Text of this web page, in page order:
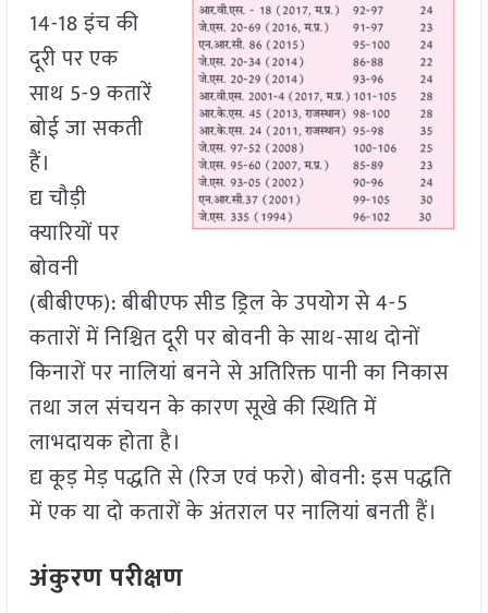
14-18 इंच की
दूरी पर एक
साथ 5-9 कतारें
बोई जा सकती
हैं।
द्य चौड़ी
क्यारियों पर
बोवनी
(बीबीएफ): बीबीएफ सीड ड्रिल के उपयोग से 4-5
कतारों में निश्चित दूरी पर बोवनी के साथ-साथ दोनों
किनारों पर नालियां बनने से अतिरिक्त पानी का निकास
तथा जल संचयन के कारण सूखे की स्थिति में
लाभदायक होता है।
द्य कूड़ मेड़ पद्धति से (रिज एवं फरो) बोवनी: इस पद्धति
में एक या दो कतारों के अंतराल पर नालियां बनती हैं।
अंकुरण परीक्षण